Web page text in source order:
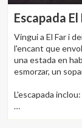
Escapada
Vingui a El Far i
l'encant que
una estada en
esmorzar, un
L'escapada inclou:
Una nit